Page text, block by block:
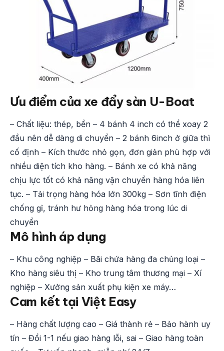
Ưu điểm của xe đẩy sàn U-Boat
– Chất liệu: thép, bền – 4 bánh 4 inch có thể xoay 2
đầu nên dễ dàng di chuyển – 2 bánh 6inch ở giữa thì
cố định – Kích thước nhỏ gọn, đơn giản phù hợp với
nhiều diện tích kho hàng. – Bánh xe có khả năng
chịu lực tốt có khả năng vận chuyển hàng hóa liên
tục. – Tải trọng hàng hóa lớn 300kg – Sơn tĩnh điện
chống gỉ, tránh hư hỏng hàng hóa trong lúc di
chuyển
Mô hình áp dụng
– Khu công nghiệp – Bãi chứa hàng đa chủng loại –
Kho hàng siêu thị – Kho trung tâm thương mại – Xí
nghiệp – Xưởng sản xuất phụ kiện xe máy…
Cam kết tại Việt Easy
– Hàng chất lượng cao – Giá thành rẻ – Bảo hành uy
tín – Đổi 1-1 nếu giao hàng lỗi, sai – Giao hàng toàn